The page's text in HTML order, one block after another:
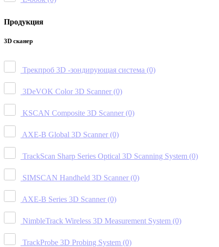
Продукция
3D сканер
Трекпроб 3D -зондирующая система (0)
3DeVOK Color 3D Scanner (0)
KSCAN Composite 3D Scanner (0)
AXE-B Global 3D Scanner (0)
TrackScan Sharp Series Optical 3D Scanning System (0)
SIMSCAN Handheld 3D Scanner (0)
AXE-B Series 3D Scanner (0)
NimbleTrack Wireless 3D Measurement System (0)
TrackProbe 3D Probing System (0)